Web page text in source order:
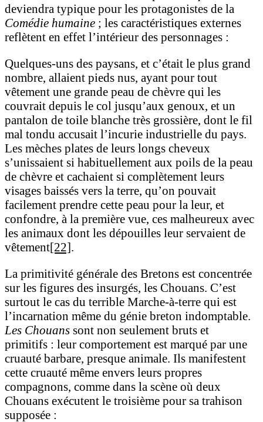
deviendra typique pour les protagonistes de la
Comédie humaine ; les caractéristiques externes
reflètent en effet l’intérieur des personnages :
Quelques-uns des paysans, et c’était le plus grand
nombre, allaient pieds nus, ayant pour tout
vêtement une grande peau de chèvre qui les
couvrait depuis le col jusqu’aux genoux, et un
pantalon de toile blanche très grossière, dont le fil
mal tondu accusait l’incurie industrielle du pays.
Les mèches plates de leurs longs cheveux
s’unissaient si habituellement aux poils de la peau
de chèvre et cachaient si complètement leurs
visages baissés vers la terre, qu’on pouvait
facilement prendre cette peau pour la leur, et
confondre, à la première vue, ces malheureux avec
les animaux dont les dépouilles leur servaient de
vêtement[22].
La primitivité générale des Bretons est concentrée
sur les figures des insurgés, les Chouans. C’est
surtout le cas du terrible Marche-à-terre qui est
l’incarnation même du génie breton indomptable.
Les Chouans sont non seulement bruts et
primitifs : leur comportement est marqué par une
cruauté barbare, presque animale. Ils manifestent
cette cruauté même envers leurs propres
compagnons, comme dans la scène où deux
Chouans exécutent le troisième pour sa trahison
supposée :